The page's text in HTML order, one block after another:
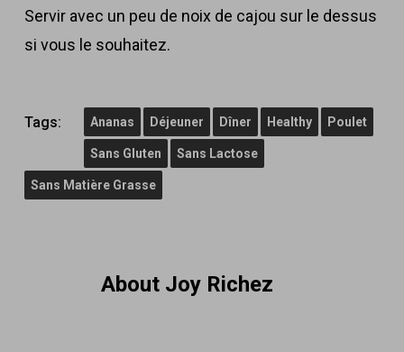
Servir avec un peu de noix de cajou sur le dessus
si vous le souhaitez.
Tags: Ananas Déjeuner Dîner Healthy Poulet
Sans Gluten Sans Lactose
Sans Matière Grasse
AboutJoy Richez